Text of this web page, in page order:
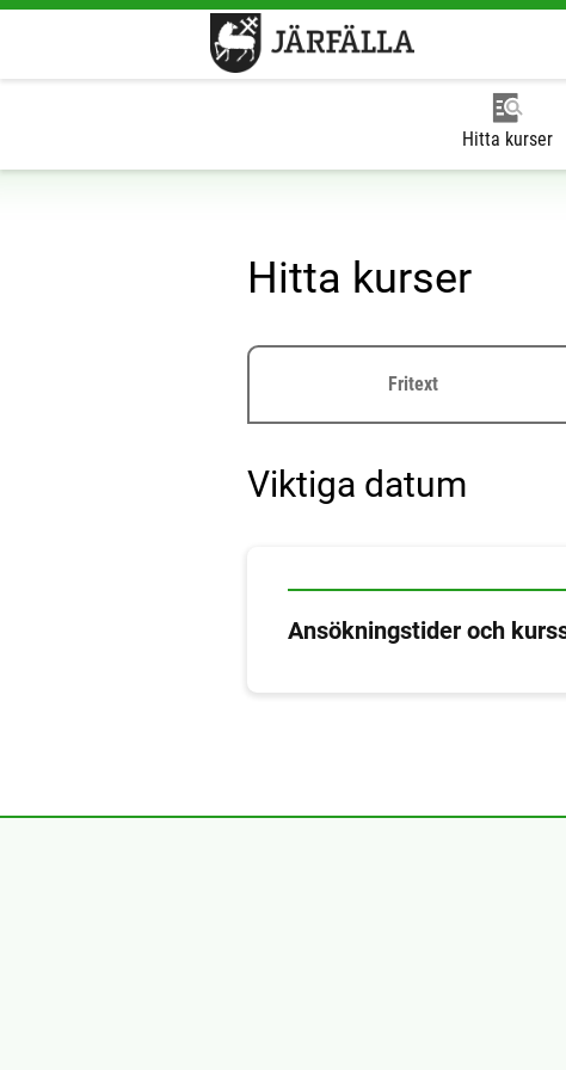
Hitta kurser
Hitta kurser
Fritext
Viktiga datum
Ansökningstider och